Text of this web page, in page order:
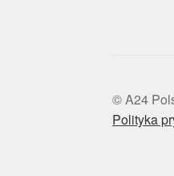
© A24
Polityka